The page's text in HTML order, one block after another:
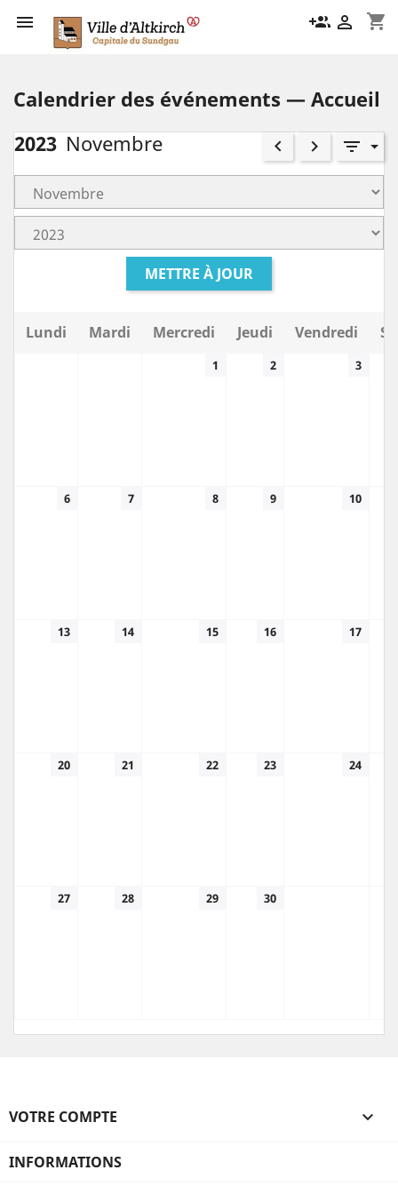
 shopping_cart
group_add 
Calendrier des événements — Accueil
2023 Novembre keyboard_arrow_left keyboard_arrow_right filter_list
METTRE À JOUR
Lundi Mardi Mercredi Jeudi Vendredi
1 2 3
6 7 8 9 10
13 14 15 16 17
20 21 22 23 24
27 28 29 30
VOTRE COMPTE 
INFORMATIONS